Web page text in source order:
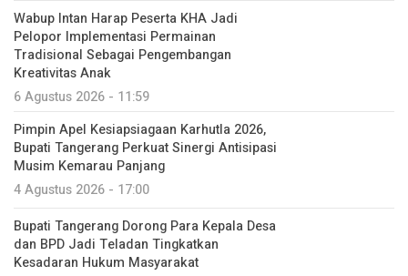
Wabup Intan Harap Peserta KHA Jadi
Pelopor Implementasi Permainan
Tradisional Sebagai Pengembangan
Kreativitas Anak
6 Agustus 2026 - 11:59
Pimpin Apel Kesiapsiagaan Karhutla 2026,
Bupati Tangerang Perkuat Sinergi Antisipasi
Musim Kemarau Panjang
4 Agustus 2026 - 17:00
Bupati Tangerang Dorong Para Kepala Desa
dan BPD Jadi Teladan Tingkatkan
Kesadaran Hukum Masyarakat